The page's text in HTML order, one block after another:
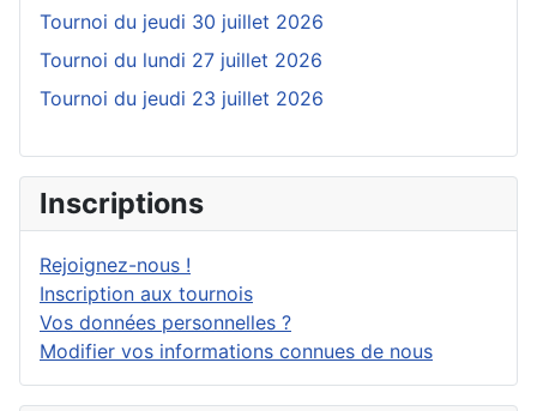
Tournoi du jeudi 30 juillet 2026
Tournoi du lundi 27 juillet 2026
Tournoi du jeudi 23 juillet 2026
Inscriptions
Rejoignez-nous !
Inscription aux tournois
Vos données personnelles ?
Modifier vos informations connues de nous